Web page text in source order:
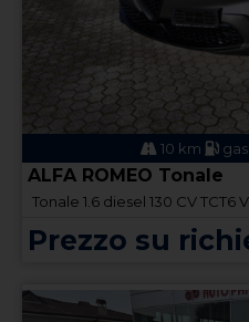
10 km
ALFA ROMEO Tonale
Tonale 1.6 diesel 130 CV TCT6
Prezzo su